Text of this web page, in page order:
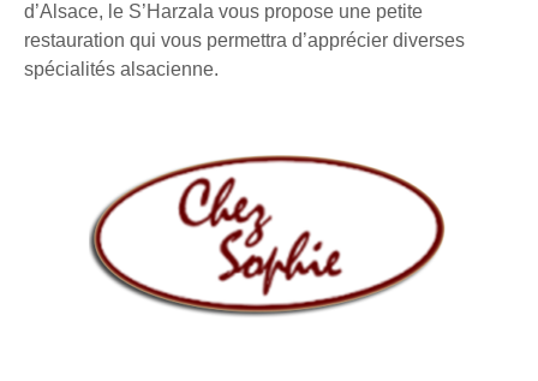
d’Alsace, le S’Harzala vous propose une petite
restauration qui vous permettra d’apprécier diverses
spécialités alsacienne.